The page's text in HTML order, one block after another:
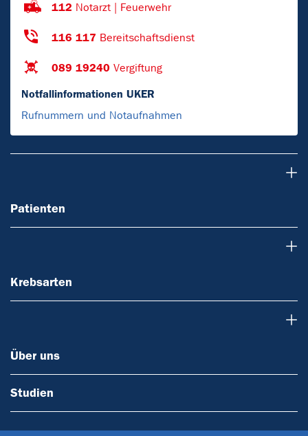
112 Notarzt | Feuerwehr
116 117 Bereitschaftsdienst
089 19240 Vergiftung
Notfallinformationen UKER
Rufnummern und Notaufnahmen
Patienten
Krebsarten
Über uns
Studien